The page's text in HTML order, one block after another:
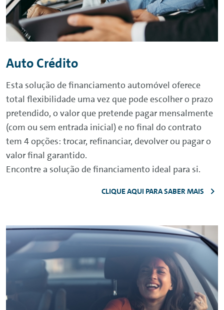
Auto Crédito
Esta solução de financiamento automóvel oferece
total flexibilidade uma vez que pode escolher o prazo
pretendido, o valor que pretende pagar mensalmente
(com ou sem entrada inicial) e no final do contrato
tem 4 opções: trocar, refinanciar, devolver ou pagar o
valor final garantido.
Encontre a solução de financiamento ideal para si.
CLIQUE AQUI PARA SABER MAIS